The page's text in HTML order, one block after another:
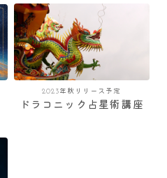
2023年秋リリース予定
ドラコニック占星術講座